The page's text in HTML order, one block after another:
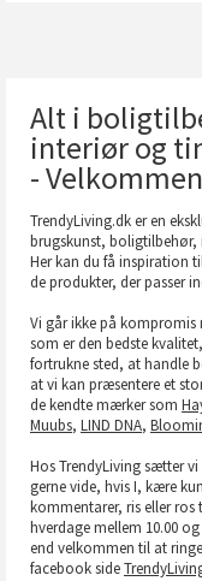
Alt i
interiør og
-
TrendyLiving.dk er en
brugskunst, boligtilbehør,
Her kan du få inspiration
de produkter, der passer
Vi går ikke på
som er den bedste
fortrukne sted, at handle
at vi kan præsentere et
de kendte mærker som
Muubs, LIND DNA,
Hos TrendyLiving sætter
gerne vide, hvis I, kære
kommentarer, ris eller ros
hverdage mellem 10.00
end velkommen til at
facebook side